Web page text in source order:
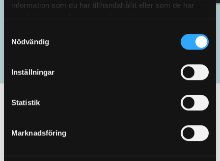
information som du har tillhandahållit eller som de har
Nödvändig
Inställningar
Statistik
Marknadsföring
Environmental certification
Granab works actively to reduce environmental impact and